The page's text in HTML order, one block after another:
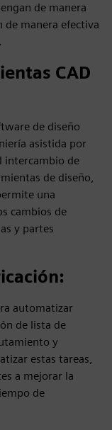
de manera
de manera efectiva
CAD
de diseño
asistida por
intercambio de
de diseño,
una
cambios de
y partes
:
automatizar
de lista de
y
estas tareas,
a mejorar la
de